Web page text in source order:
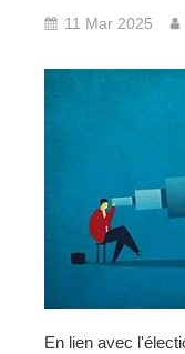
11 Mar 2025
En lien avec